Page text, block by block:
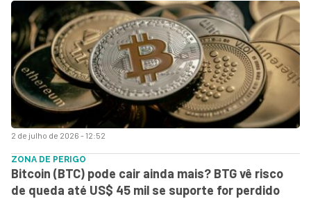
2 de julho de 2026 - 12:52
ZONA DE PERIGO
Bitcoin (BTC) pode cair ainda mais? BTG vê risco
de queda até US$ 45 mil se suporte for perdido